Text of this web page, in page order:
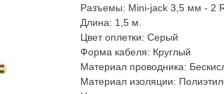
Разъемы: Mini-jack 3,5 мм - 2
Длина: 1,5 м.
Цвет оплетки: Серый
Форма кабеля: Круглый
Материал проводника:
Материал изоляции: